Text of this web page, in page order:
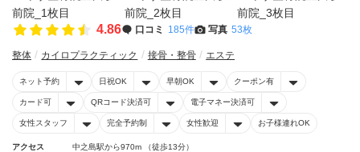
4.86 口コミ 185件 写真 53枚
整体 カイロプラクティック 接骨・整骨 エステ
ネット予約 日祝OK 早朝OK クーポン有
カード可 QRコード決済可 電子マネー決済可
女性スタッフ 完全予約制 女性歓迎 お子様連れOK
アクセス
中之島駅から970m （徒歩13分）